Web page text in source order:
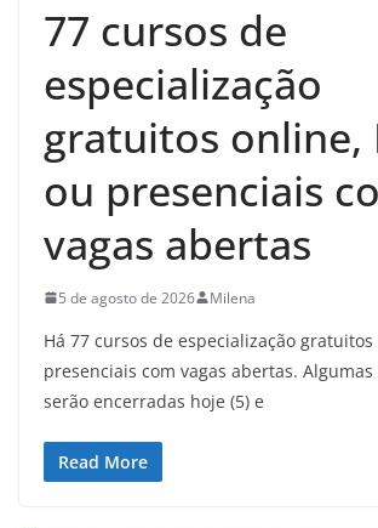
77 cursos de
especialização
gratuitos online,
ou presenciais
vagas abertas
5 de agosto de 2026 Milena
Há 77 cursos de especialização gratuitos
presenciais com vagas abertas.
serão encerradas hoje (5) e
Read More